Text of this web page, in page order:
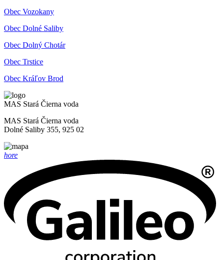
Obec Vozokany
Obec Dolné Saliby
Obec Dolný Chotár
Obec Trstice
Obec Kráľov Brod
MAS Stará Čierna voda
MAS Stará Čierna voda
Dolné Saliby 355, 925 02
hore